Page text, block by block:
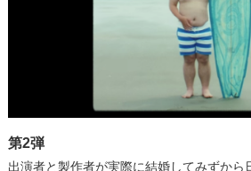
第2弾
出演者と製作者が実際に結婚してみずから